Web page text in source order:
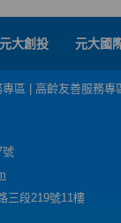
元大創投 元大國
區 高齡友善服務專
號
三段219號11樓